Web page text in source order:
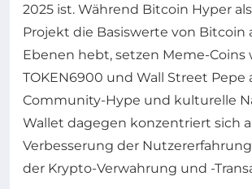
2025 ist. Während Bitcoin Hyper
Projekt die Basiswerte von Bitcoin
Ebenen hebt, setzen Meme-Coins
TOKEN6900 und Wall Street Pepe
Community-Hype und kulturelle
Wallet dagegen konzentriert sich
Verbesserung der
der Krypto-Verwahrung und -